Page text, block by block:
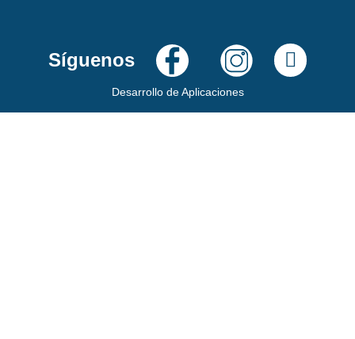
Síguenos
Desarrollo de Aplicaciones